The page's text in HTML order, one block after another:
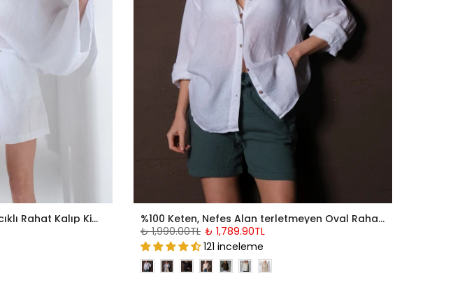
%100 Keten Yarasa Kol Bağcıklı Rahat Kalıp Kimono Bluz @Kinos
%100 Keten, Nefes Alan terletmeyen Oval Rahat Kesim Uzun Kol Yazlık Kadın Gömlek @Braga
₺ 1,990.00TL ₺ 1,789.90TL
121 inceleme